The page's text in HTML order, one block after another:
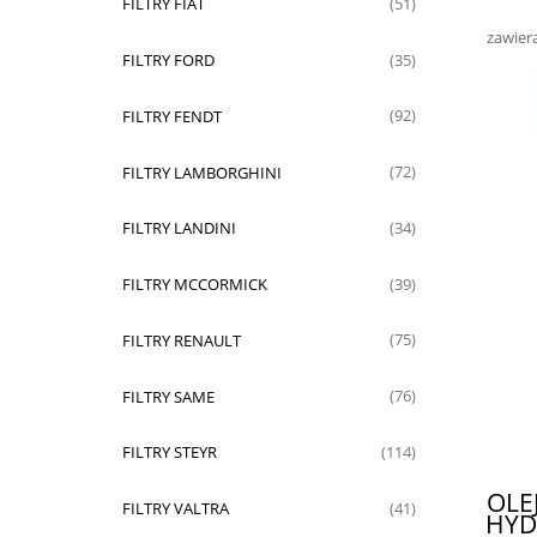
FILTRY FORD (35)
FILTRY FENDT (92)
FILTRY LAMBORGHINI (72)
FILTRY LANDINI (34)
FILTRY MCCORMICK (39)
FILTRY RENAULT (75)
FILTRY SAME (76)
FILTRY STEYR (114)
FILTRY VALTRA (41)